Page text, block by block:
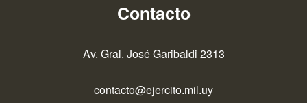
Contacto
Av. Gral. José Garibaldi 2313
contacto@ejercito.mil.uy